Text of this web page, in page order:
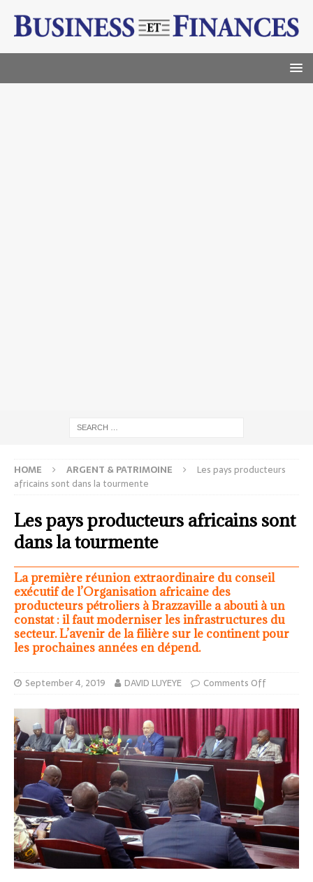
HOME ARGENT & PATRIMOINE
Les pays producteurs
africains sont dans la tourmente
Les pays producteurs africains sont
dans la tourmente
La première réunion extraordinaire du conseil
exécutif de l’Organisation africaine des
producteurs pétroliers à Brazzaville a abouti à un
constat : il faut moderniser les infrastructures du
secteur. L’avenir de la filière sur le continent pour
les prochaines années en dépend.
September 4, 2019 DAVID LUYEYE Comments Off